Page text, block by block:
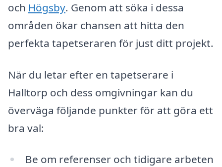
och Högsby. Genom att söka i dessa
områden ökar chansen att hitta den
perfekta tapetseraren för just ditt projekt.
När du letar efter en tapetserare i
Halltorp och dess omgivningar kan du
överväga följande punkter för att göra ett
bra val:
Be om referenser och tidigare arbeten